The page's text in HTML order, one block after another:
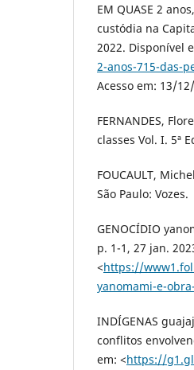
EM QUASE 2
custódia na
2022. Disponível
2-anos-715-das-
Acesso em: 13/
FERNANDES,
classes Vol. I. 5ª
FOUCAULT,
São Paulo: Vozes.
GENOCÍDIO
p. 1-1, 27 jan.
<https://
yanomami-e-
INDÍGENAS
conflitos
em: <https://